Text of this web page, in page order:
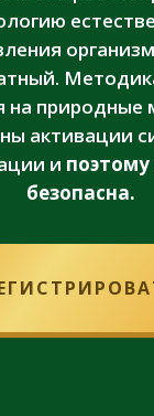
на природные
активации
и поэтому
безопасна.